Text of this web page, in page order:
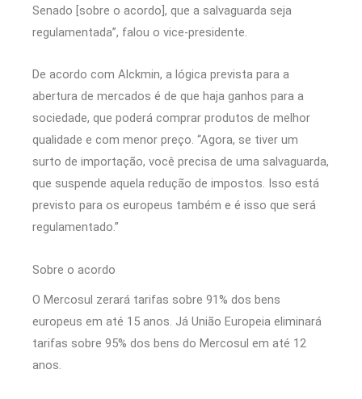
Senado [sobre o acordo], que a salvaguarda seja
regulamentada”, falou o vice-presidente.
De acordo com Alckmin, a lógica prevista para a
abertura de mercados é de que haja ganhos para a
sociedade, que poderá comprar produtos de melhor
qualidade e com menor preço. “Agora, se tiver um
surto de importação, você precisa de uma salvaguarda,
que suspende aquela redução de impostos. Isso está
previsto para os europeus também e é isso que será
regulamentado.”
Sobre o acordo
O Mercosul zerará tarifas sobre 91% dos bens
europeus em até 15 anos. Já União Europeia eliminará
tarifas sobre 95% dos bens do Mercosul em até 12
anos.